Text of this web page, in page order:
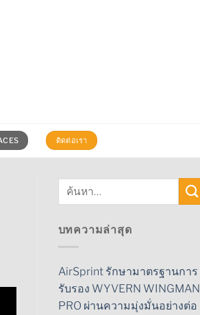
ติดต่อเรา
บทความล่าสุด
AirSprint รักษามาตรฐานการ
รับรอง WYVERN WINGMAN
PRO ผ่านความมุ่งมั่นอย่างต่อ